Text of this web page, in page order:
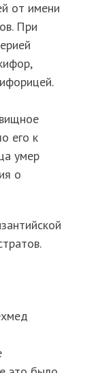
от имени
При
его к
умер
о